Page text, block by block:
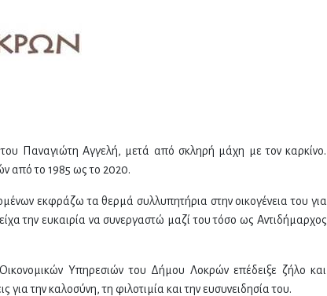
Παναγιώτη Αγγελή, μετά από σκληρή μάχη με τον καρκίνο.
από το 1985 ως το 2020.
εκφράζω τα θερμά συλλυπητήρια στην οικογένεια του για
την ευκαιρία να συνεργαστώ μαζί του τόσο ως Αντιδήμαρχος
Υπηρεσιών του Δήμου Λοκρών επέδειξε ζήλο και
την καλοσύνη, τη φιλοτιμία και την ευσυνειδησία του.